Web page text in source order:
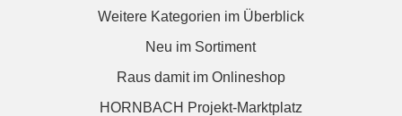
Weitere Kategorien im Überblick
Neu im Sortiment
Raus damit im Onlineshop
HORNBACH Projekt-Marktplatz